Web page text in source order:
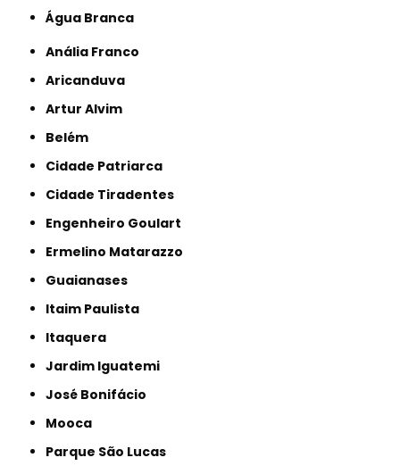
Água Branca
Anália Franco
Aricanduva
Artur Alvim
Belém
Cidade Patriarca
Cidade Tiradentes
Engenheiro Goulart
Ermelino Matarazzo
Guaianases
Itaim Paulista
Itaquera
Jardim Iguatemi
José Bonifácio
Mooca
Parque São Lucas